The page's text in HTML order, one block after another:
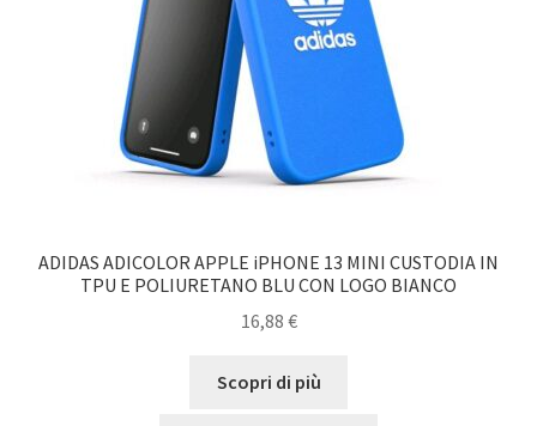
ADIDAS ADICOLOR APPLE iPHONE 13 MINI CUSTODIA IN
TPU E POLIURETANO BLU CON LOGO BIANCO
16,88 €
Scopri di più